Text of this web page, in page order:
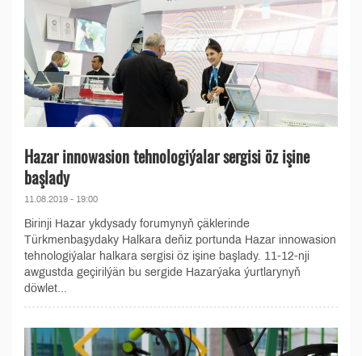
Hazar innowasion tehnologiýalar sergisi öz işine
başlady
11.08.2019 - 19:00
Birinji Hazar ykdysady forumynyň çäklerinde
Türkmenbaşydaky Halkara deňiz portunda Hazar innowasion
tehnologiýalar halkara sergisi öz işine başlady. 11-12-nji
awgustda geçirilýän bu sergide Hazarýaka ýurtlarynyň
döwlet...